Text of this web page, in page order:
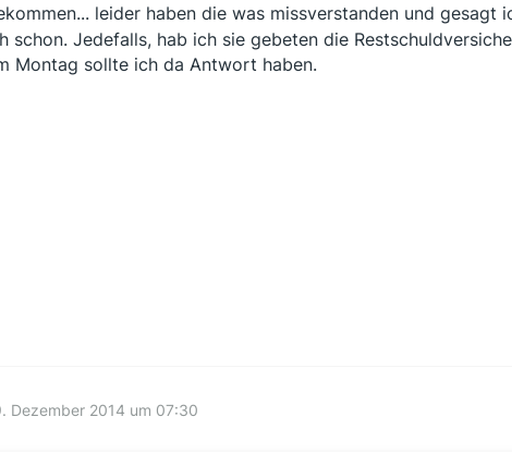
leider haben die was missverstanden und gesagt
schon. Jedefalls, hab ich sie gebeten die
Montag sollte ich da Antwort haben.
Dezember 2014 um 07:30